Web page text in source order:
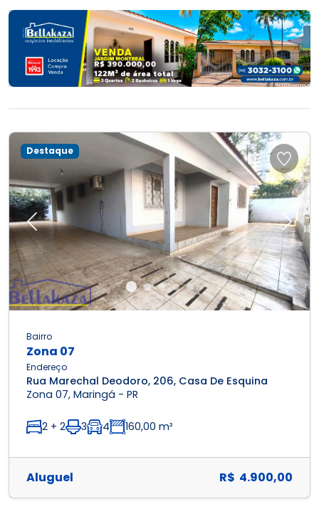
Previous Next
Destaque
Bairro
Zona 07
Endereço
Rua Marechal Deodoro, 206, Casa De Esquina
Zona 07, Maringá - PR
2 + 2 3 4 160,00 m²
Aluguel R$ 4.900,00